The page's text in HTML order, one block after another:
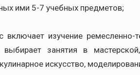
ими 5-7 учебных предметов;
включает изучение
занятия в
искусство,